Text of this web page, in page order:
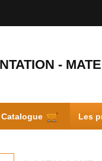
-
Catalogue Les